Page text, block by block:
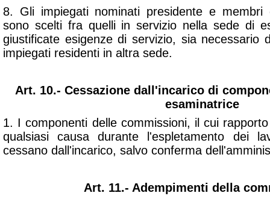
8. Gli impiegati nominati presidente e membri
sono scelti fra quelli in servizio nella sede di
giustificate esigenze di servizio, sia necessario
impiegati residenti in altra sede.
Art. 10.- Cessazione dall'incarico di
esaminatrice
1. I componenti delle commissioni, il cui
qualsiasi causa durante l'espletamento dei
cessano dall'incarico, salvo conferma
Art. 11.- Adempimenti della